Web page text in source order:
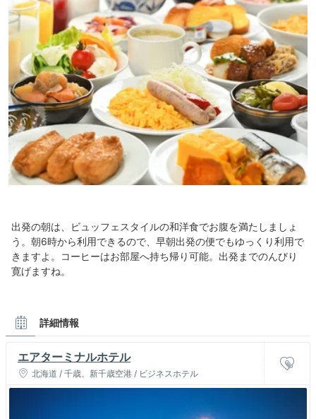
出発の朝は、ビュッフェスタイルの和洋食でお腹を満たしましょ
う。朝6時から利用できるので、早朝出発の便でもゆっくり利用で
きますよ。コーヒーはお部屋へ持ち帰り可能。出発までのんびり
寛げますね。
詳細情報
エアターミナルホテル
北海道 / 千歳、新千歳空港 / ビジネスホテル